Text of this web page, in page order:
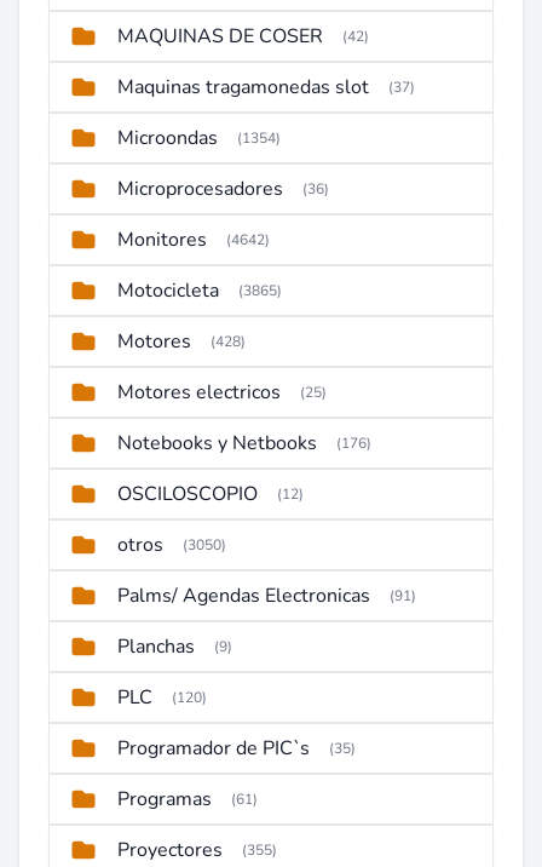
MAQUINAS DE COSER (42)
Maquinas tragamonedas slot (37)
Microondas (1354)
Microprocesadores (36)
Monitores (4642)
Motocicleta (3865)
Motores (428)
Motores electricos (25)
Notebooks y Netbooks (176)
OSCILOSCOPIO (12)
otros (3050)
Palms/ Agendas Electronicas (91)
Planchas (9)
PLC (120)
Programador de PIC`s (35)
Programas (61)
Proyectores (355)